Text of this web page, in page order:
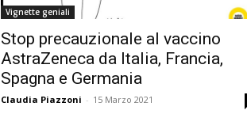
Vignette geniali
Stop precauzionale al vaccino
AstraZeneca da Italia, Francia,
Spagna e Germania
Claudia Piazzoni - 15 Marzo 2021